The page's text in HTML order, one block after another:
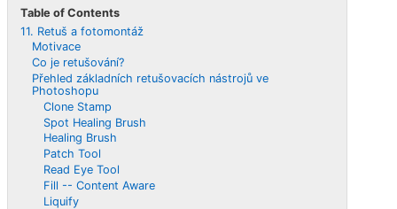
Table of Contents
11. Retuš a fotomontáž
Motivace
Co je retušování?
Přehled základních retušovacích nástrojů ve
Photoshopu
Clone Stamp
Spot Healing Brush
Healing Brush
Patch Tool
Read Eye Tool
Fill -- Content Aware
Liquify